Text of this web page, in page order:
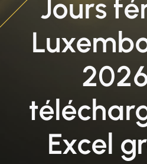
Jours
Excel